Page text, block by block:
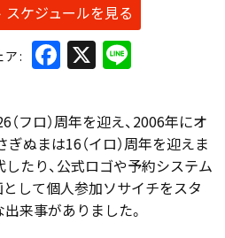
スケジュールを見る
ア Facebook
X
フロ）周年を迎え、2006年にオ
ぬまは16（イロ）周年を迎えま
たり、公式ロゴや予約システム
して個人参加ソサイチをスタ
出来事がありました。